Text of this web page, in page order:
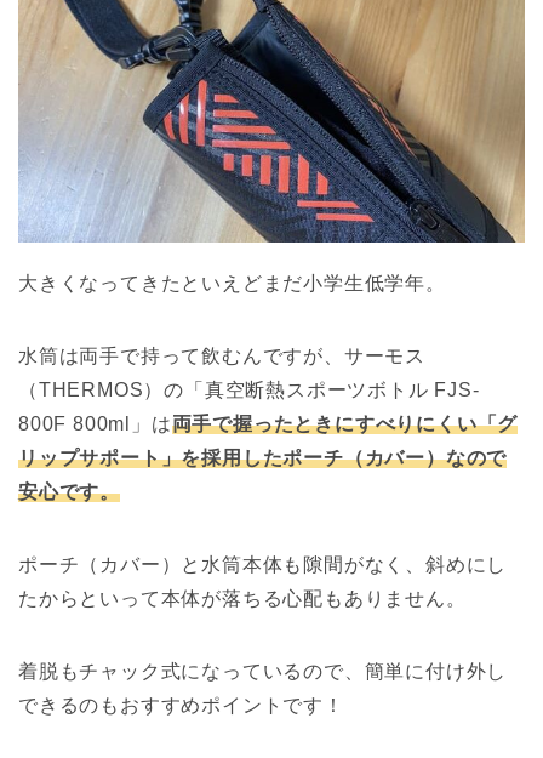
大きくなってきたといえどまだ小学生低学年。
水筒は両手で持って飲むんですが、サーモス
（THERMOS）の「真空断熱スポーツボトル FJS-
800F 800ml」は両手で握ったときにすべりにくい「グ
リップサポート」を採用したポーチ（カバー）なので
安心です。
ポーチ（カバー）と水筒本体も隙間がなく、斜めにし
たからといって本体が落ちる心配もありません。
着脱もチャック式になっているので、簡単に付け外し
できるのもおすすめポイントです！